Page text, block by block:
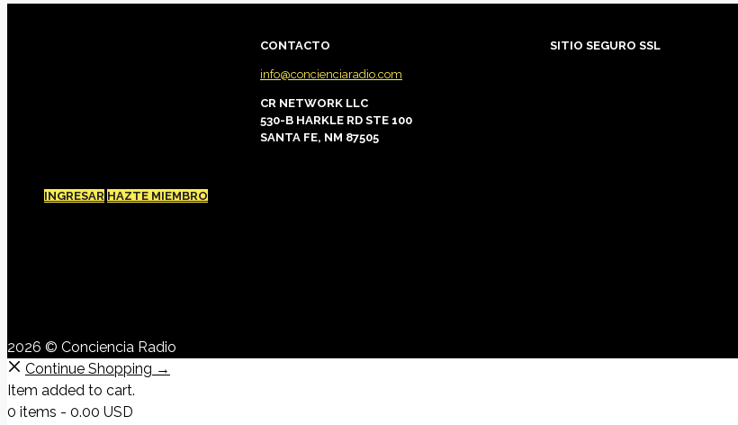
INGRESAR HAZTE MIEMBRO
CONTACTO
info@concienciaradio.com
CR NETWORK LLC
530-B HARKLE RD STE 100
SANTA FE, NM 87505
SITIO SEGURO SSL
2026 © Conciencia Radio
Continue Shopping →
Item added to cart.
0 items - 0.00 USD